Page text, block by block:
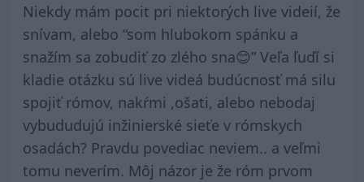
Niekdy mám pocit pri niektorých live videií, že
snívam, alebo “som hlubokom spánku a
snažím sa zobudiť zo zlého sna😊” Veľa ľuďí si
kladie otázku sú live videá budúcnosť má silu
spojiť rómov, nakŕmi ,ošati, alebo nebodaj
vybududujú inžinierské sieťe v rómskych
osadách? Pravdu povediac neviem.. a veľmi
tomu neverím. Môj názor je že róm prvom